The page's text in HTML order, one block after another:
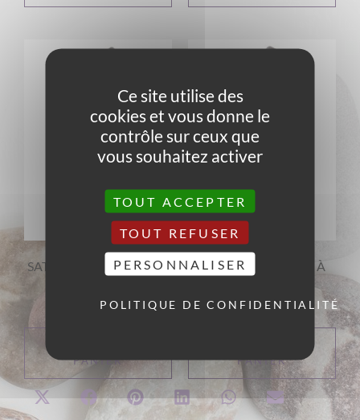
SATURNE – CARILLON À
VENT EN HÊTRE
43,00€
PANIER
VENUS – CARILLON À
VENT EN HÊTRE
43,00€
PANIER
Ce site utilise des
cookies et vous donne le
contrôle sur ceux que
vous souhaitez activer
TOUT ACCEPTER
TOUT REFUSER
PERSONNALISER
POLITIQUE DE CONFIDENTIALITÉ